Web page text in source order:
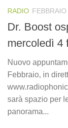
RADIO
Dr. Boost
mercoledì 4
Nuovo
Febbraio, in
sarà spazio per
panorama...